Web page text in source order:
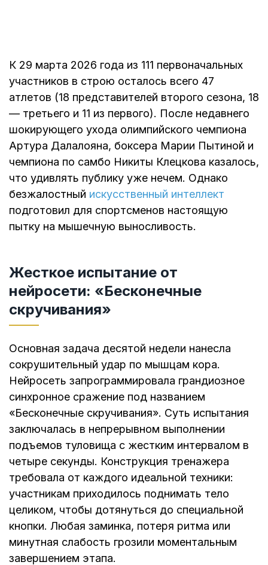
К 29 марта 2026 года из 111 первоначальных
участников в строю осталось всего 47
атлетов (18 представителей второго сезона, 18
— третьего и 11 из первого). После недавнего
шокирующего ухода олимпийского чемпиона
Артура Далалояна, боксера Марии Пытиной и
чемпиона по самбо Никиты Клецкова казалось,
что удивлять публику уже нечем. Однако
безжалостный искусственный интеллект
подготовил для спортсменов настоящую
пытку на мышечную выносливость.
Жесткое испытание от
нейросети: «Бесконечные
скручивания»
Основная задача десятой недели нанесла
сокрушительный удар по мышцам кора.
Нейросеть запрограммировала грандиозное
синхронное сражение под названием
«Бесконечные скручивания». Суть испытания
заключалась в непрерывном выполнении
подъемов туловища с жестким интервалом в
четыре секунды. Конструкция тренажера
требовала от каждого идеальной техники:
участникам приходилось поднимать тело
целиком, чтобы дотянуться до специальной
кнопки. Любая заминка, потеря ритма или
минутная слабость грозили моментальным
завершением этапа.